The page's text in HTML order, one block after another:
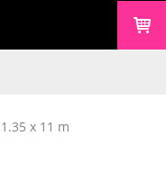
1.35 x 11 m